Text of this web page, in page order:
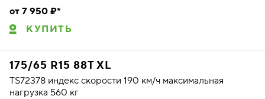
от 7 950 ₽*
КУПИТЬ
175/65 R15 88T XL
TS72378 индекс скорости 190 км/ч максимальная
нагрузка 560 кг